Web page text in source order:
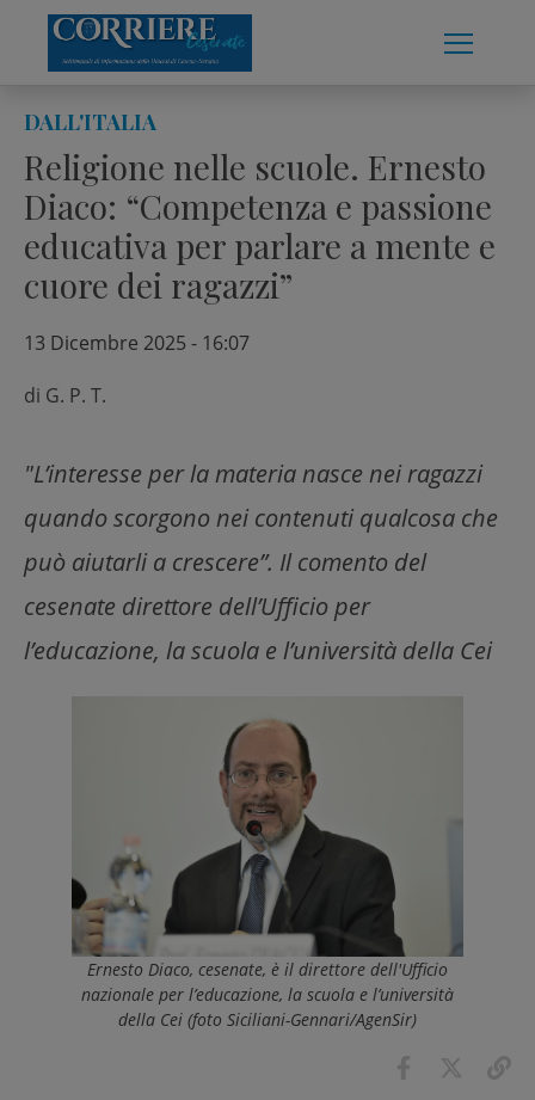
content
DALL'ITALIA
Religione nelle scuole. Ernesto
Diaco: “Competenza e passione
educativa per parlare a mente e
cuore dei ragazzi”
13 Dicembre 2025 - 16:07
di G. P. T.
"L’interesse per la materia nasce nei ragazzi
quando scorgono nei contenuti qualcosa che
può aiutarli a crescere”. Il comento del
cesenate direttore dell’Ufficio per
l’educazione, la scuola e l’università della Cei
Ernesto Diaco, cesenate, è il direttore dell'Ufficio
nazionale per l’educazione, la scuola e l’università
della Cei (foto Siciliani-Gennari/AgenSir)